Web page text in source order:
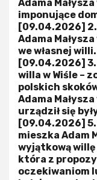
Adama
imponujące
[09.04.2026]
Adama
we własnej
[09.04.2026] 3.
willa w Wiśle –
polskich
Adama
urządził się
[09.04.2026]
mieszka Adam
wyjątkową
która z
oczekiwaniom